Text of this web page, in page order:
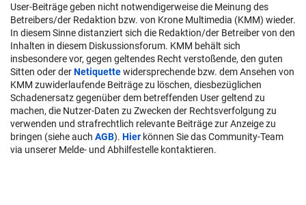
User-Beiträge geben nicht notwendigerweise die Meinung des
Betreibers/der Redaktion bzw. von Krone Multimedia (KMM) wieder.
In diesem Sinne distanziert sich die Redaktion/der Betreiber von den
Inhalten in diesem Diskussionsforum. KMM behält sich
insbesondere vor, gegen geltendes Recht verstoßende, den guten
Sitten oder derNetiquettewidersprechende bzw. dem Ansehen von
KMM zuwiderlaufende Beiträge zu löschen, diesbezüglichen
Schadenersatz gegenüber dem betreffenden User geltend zu
machen, die Nutzer-Daten zu Zwecken der Rechtsverfolgung zu
verwenden und strafrechtlich relevante Beiträge zur Anzeige zu
bringen (siehe auch AGB). Hier können Sie das Community-Team
via unserer Melde- und Abhilfestelle kontaktieren.